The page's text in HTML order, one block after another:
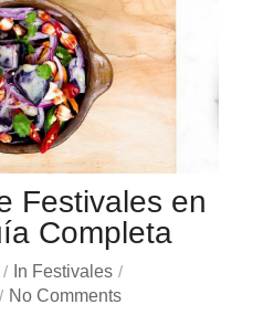
Festivales en
Completa
In Festivales
No Comments